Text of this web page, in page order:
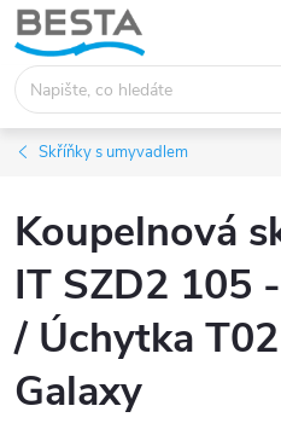
Přejít
na
obsah
Skříňky s umyvadlem
Koupelnová
IT SZD2 105
/ Úchytka
Galaxy